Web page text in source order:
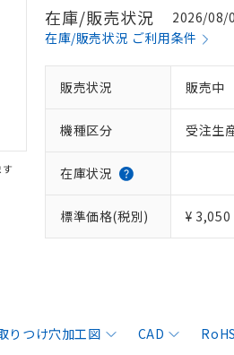
在庫/販売状況
2026/08/
在庫/販売状況 ご利用条件
販売状況 販売中
機種区分 受注生
在庫状況
標準価格(税別) ¥ 3,050
りつけ穴加工図 CAD